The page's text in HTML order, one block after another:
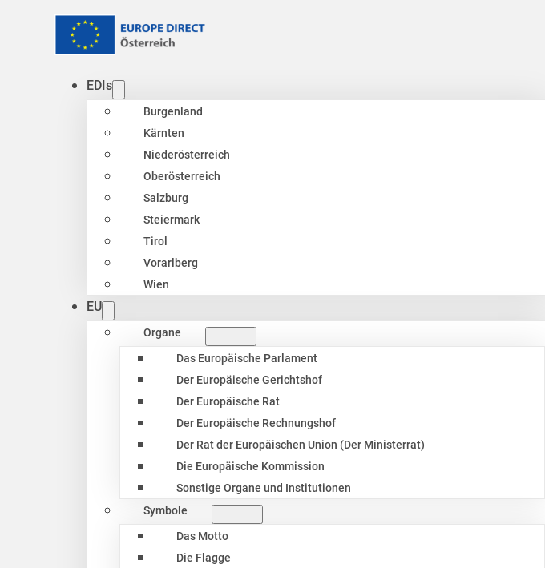
EDIs
Burgenland
Kärnten
Niederösterreich
Oberösterreich
Salzburg
Steiermark
Tirol
Vorarlberg
Wien
EU
Organe
Das Europäische Parlament
Der Europäische Gerichtshof
Der Europäische Rat
Der Europäische Rechnungshof
Der Rat der Europäischen Union (Der Ministerrat)
Die Europäische Kommission
Sonstige Organe und Institutionen
Symbole
Das Motto
Die Flagge